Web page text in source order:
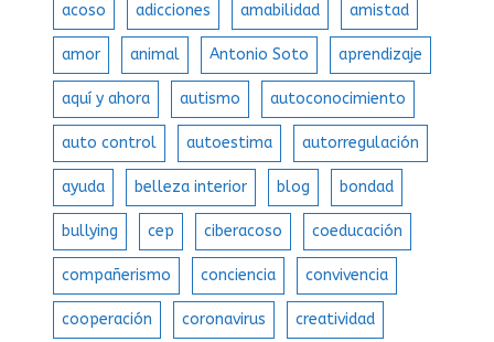
acoso adicciones amabilidad amistad
amor animal Antonio Soto aprendizaje
aquí y ahora autismo autoconocimiento
auto control autoestima autorregulación
ayuda belleza interior blog bondad
bullying cep ciberacoso coeducación
compañerismo conciencia convivencia
cooperación coronavirus creatividad